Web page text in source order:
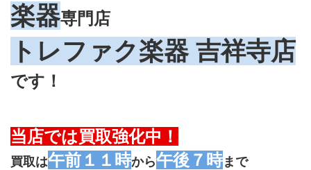
楽器専門店
トレファク楽器 吉祥寺店
です！
当店では買取強化中！
買取は午前１１時から午後７時まで